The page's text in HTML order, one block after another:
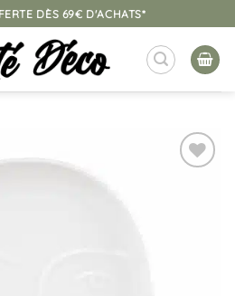
DÈS 69€ D'ACHATS*